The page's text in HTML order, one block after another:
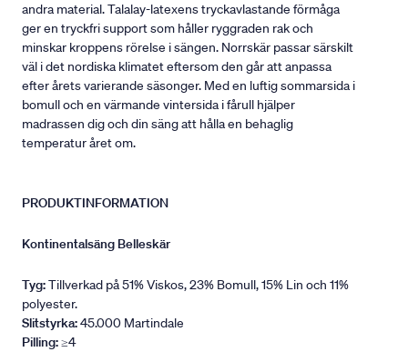
andra material. Talalay-latexens tryckavlastande förmåga
ger en tryckfri support som håller ryggraden rak och
minskar kroppens rörelse i sängen. Norrskär passar särskilt
väl i det nordiska klimatet eftersom den går att anpassa
efter årets varierande säsonger. Med en luftig sommarsida i
bomull och en värmande vintersida i fårull hjälper
madrassen dig och din säng att hålla en behaglig
temperatur året om.
PRODUKTINFORMATION
Kontinentalsäng Belleskär
Tyg:Tillverkad på 51% Viskos, 23% Bomull, 15% Lin och 11%
polyester.
Slitstyrka:45.000 Martindale
Pilling:≥4